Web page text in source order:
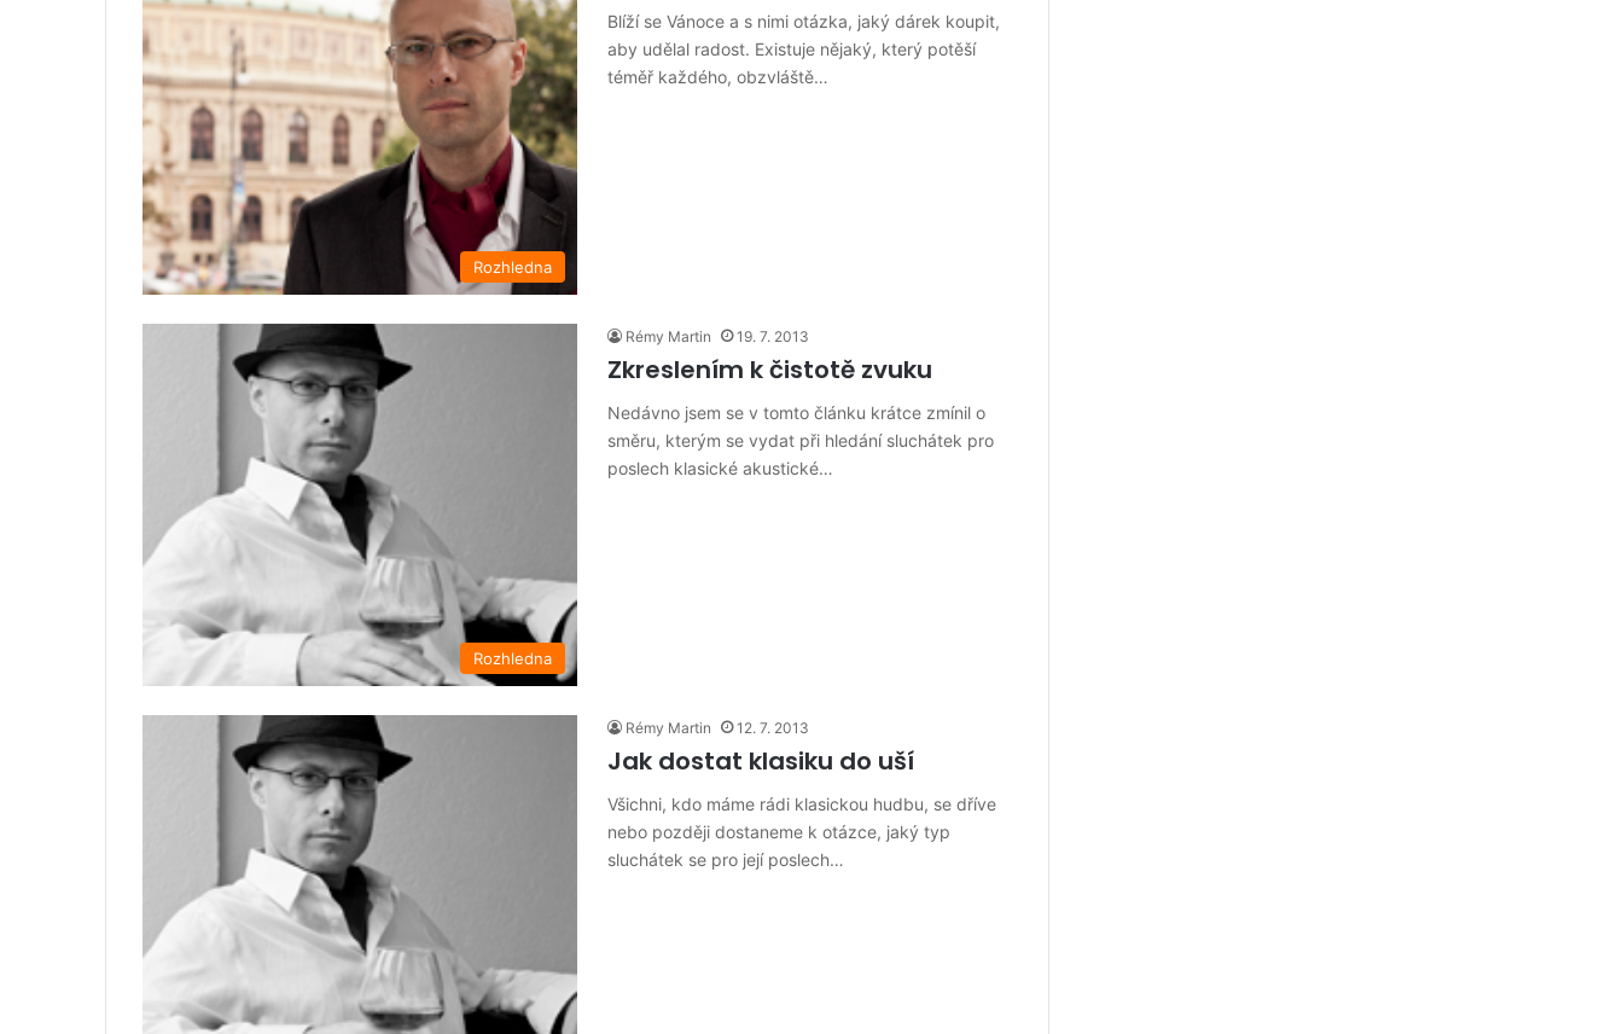
Rozhledna
Blíží se Vánoce a s nimi otázka, jaký dárek koupit,
aby udělal radost. Existuje nějaký, který potěší
téměř každého, obzvláště…
Rozhledna
Rémy Martin 19. 7. 2013
Zkreslením k čistotě zvuku
Nedávno jsem se v tomto článku krátce zmínil o
směru, kterým se vydat při hledání sluchátek pro
poslech klasické akustické…
Rémy Martin 12. 7. 2013
Jak dostat klasiku do uší
Všichni, kdo máme rádi klasickou hudbu, se dříve
nebo později dostaneme k otázce, jaký typ
sluchátek se pro její poslech…